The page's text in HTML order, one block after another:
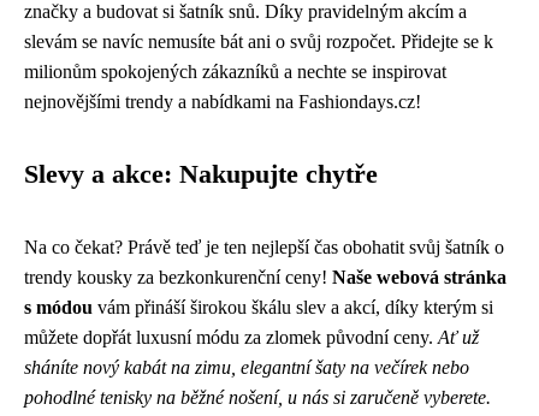
značky a budovat si šatník snů. Díky pravidelným akcím a
slevám se navíc nemusíte bát ani o svůj rozpočet. Přidejte se k
milionům spokojených zákazníků a nechte se inspirovat
nejnovějšími trendy a nabídkami na Fashiondays.cz!
Slevy a akce: Nakupujte chytře
Na co čekat? Právě teď je ten nejlepší čas obohatit svůj šatník o
trendy kousky za bezkonkurenční ceny! Naše webová stránka
s módou vám přináší širokou škálu slev a akcí, díky kterým si
můžete dopřát luxusní módu za zlomek původní ceny. Ať už
sháníte nový kabát na zimu, elegantní šaty na večírek nebo
pohodlné tenisky na běžné nošení, u nás si zaručeně vyberete.